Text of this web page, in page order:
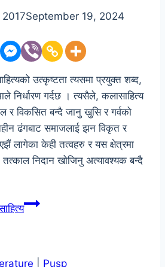
September 19, 2024
उत्कृष्टता त्यसमा प्रयुक्त शब्द,
निर्धारण गर्दछ । त्यसैले, कलासाहित्य
र विकसित बन्दै जानु खुसि र गर्वको
ढंगबाट समाजलाई झन विकृत र
लागेका केही तत्वहरु र यस क्षेत्रमा
निदान खोजिनु अत्यावश्यक बन्दै
Pusp